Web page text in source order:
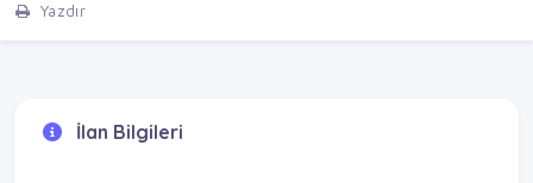
Yazdır
İlan Bilgileri